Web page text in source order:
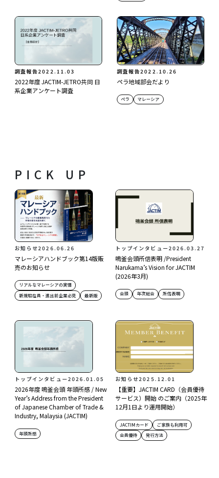
調査報告2022.11.03
2022年度 JACTIM-JETRO共同 日
系企業アンケート調査
調査報告2022.10.26
ペラ地域部会だより
ペラ マレーシア
PICK UP
お知らせ2026.06.26
マレーシアハンドブック第14版販
売のお知らせ
リアルなマレーシアの実情
新規駐在員・進出前企業必見
最新版
トップインタビュー2026.03.27
鳴釜会頭所信表明 /President
Narukama’s Vision for JACTIM
(2026年3月)
会頭 年次総会 所信表明
トップインタビュー2026.01.05
2026年度 鳴釜会頭 年頭所感 / New
Year’s Address from the President
of Japanese Chamber of Trade &
Industry, Malaysia (JACTIM)
年頭所感
お知らせ2025.12.01
【重要】JACTIM CARD（会員優待
サービス）開始 のご案内（2025年
12月1日より運用開始）
JACTIMカード
ご家族も利用可
会員優待
発行方法